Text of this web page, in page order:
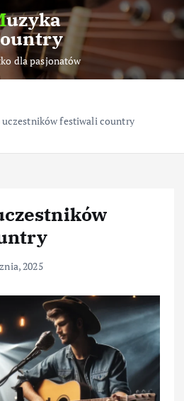
dla pasjonatów
uczestników festiwali country
2025